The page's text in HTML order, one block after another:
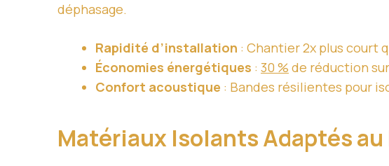
déphasage.
Rapidité d’installation : Chantier 2x plus court
Économies énergétiques : 30 % de réduction
Confort acoustique : Bandes résilientes pour
Matériaux Isolants Adaptés